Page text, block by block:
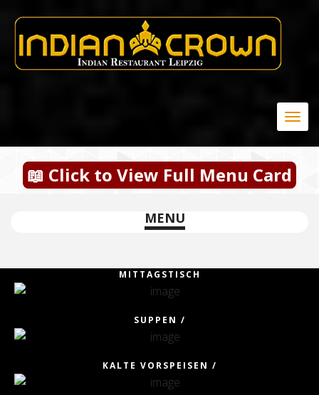
📖 Click to View Full Menu Card
MENU
MITTAGSTISCH
SUPPEN /
KALTE VORSPEISEN /